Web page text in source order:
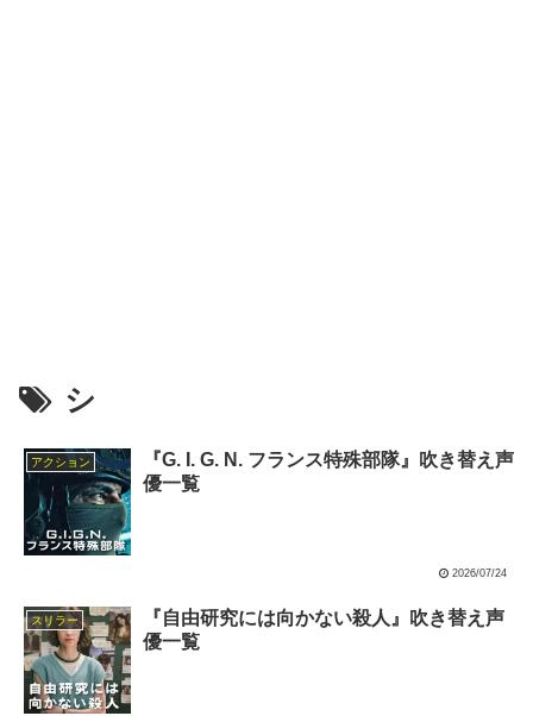
シ
アクション
『G. I. G. N. フランス特殊部隊』吹き替え声
優一覧
2026/07/24
スリラー
『自由研究には向かない殺人』吹き替え声
優一覧